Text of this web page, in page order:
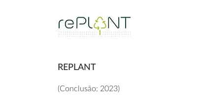
REPLANT
(Conclusão: 2023)